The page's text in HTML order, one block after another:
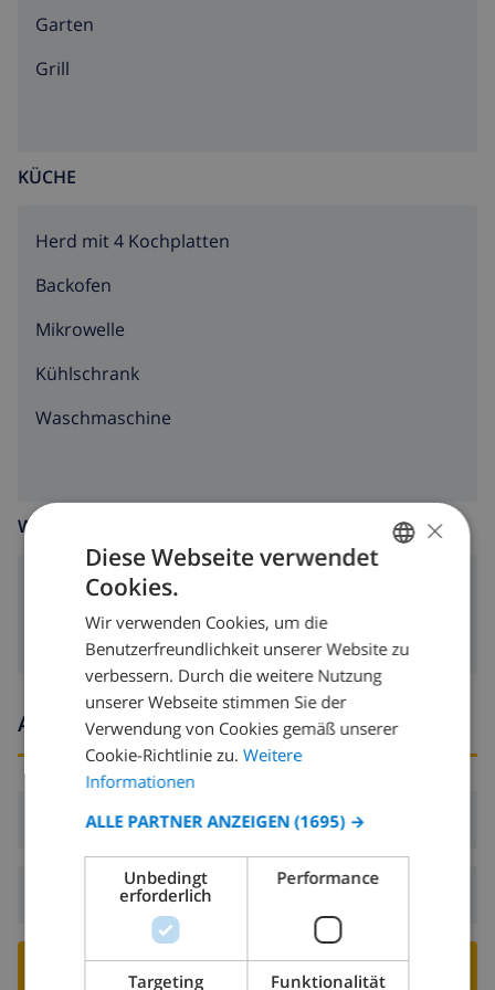
Garten
Grill
KÜCHE
Herd mit 4 Kochplatten
Backofen
Mikrowelle
Kühlschrank
Waschmaschine
WOHNZIMMER
Kamin
Ankunfts- und abfahrtszeiten
Ankunft:Ab 16:00 vor 19:00
Abreise:
VILLA BUCHEN ›
DUTCH
SPANISH
GERMAN
ITALIAN
NORWEGIAN
×
Diese Webseite verwendet
Cookies.
Wir verwenden Cookies, um die
Benutzerfreundlichkeit unserer Website zu
verbessern. Durch die weitere Nutzung
unserer Webseite stimmen Sie der
Verwendung von Cookies gemäß unserer
Cookie-Richtlinie zu. Weitere
Informationen
ALLE PARTNER ANZEIGEN (1695) →
Unbedingt
erforderlich
Performance
Targeting Funktionalität